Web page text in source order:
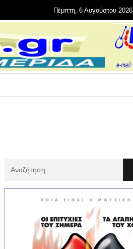
Πέμπτη, 6 Αυγούστου 2026
: